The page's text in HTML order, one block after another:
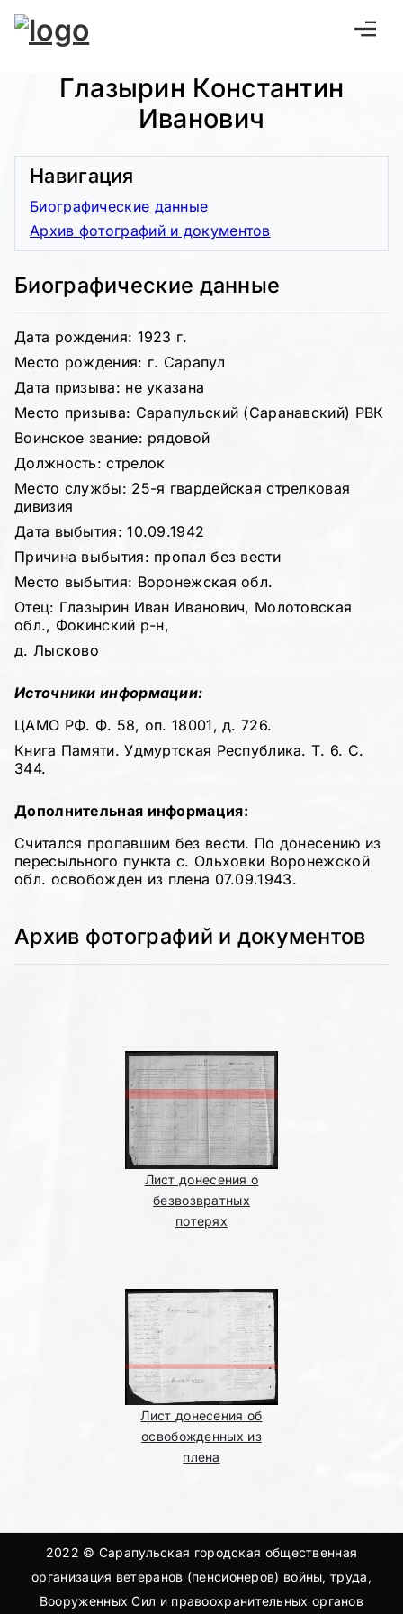
Глазырин Константин
Иванович
Биографические данные
Дата рождения: 1923 г.
Место рождения: г. Сарапул
Дата призыва: не указана
Место призыва: Сарапульский (Саранавский) РВК
Воинское звание: рядовой
Должность: стрелок
Место службы: 25-я гвардейская стрелковая
дивизия
Дата выбытия: 10.09.1942
Причина выбытия: пропал без вести
Место выбытия: Воронежская обл.
Отец: Глазырин Иван Иванович, Молотовская
обл., Фокинский р-н,
д. Лысково
Источники информации:
ЦАМО РФ. Ф. 58, оп. 18001, д. 726.
Книга Памяти. Удмуртская Республика. Т. 6. С.
344.
Дополнительная информация:
Считался пропавшим без вести. По донесению из
пересыльного пункта с. Ольховки Воронежской
обл. освобожден из плена 07.09.1943.
Навигация
Биографические данные
Архив фотографий и документов
Архив фотографий и документов
Лист донесения о
безвозвратных
потерях
Лист донесения об
освобожденных из
плена
2022 © Сарапульская городская общественная
организация ветеранов (пенсионеров) войны, труда,
Вооруженных Сил и правоохранительных органов